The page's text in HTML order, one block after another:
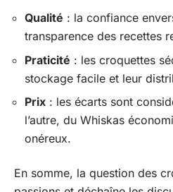
Qualité : la confiance
transparence des recettes
Praticité : les croquettes
stockage facile et leur
Prix : les écarts sont
l’autre, du Whiskas
onéreux.
En somme, la question des